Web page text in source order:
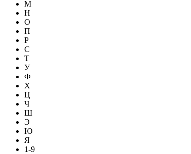
М
Н
О
П
Р
С
Т
У
Ф
Х
Ц
Ч
Ш
Э
Ю
Я
1-9